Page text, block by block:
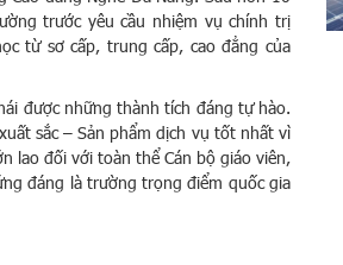
trước yêu cầu nhiệm vụ chính trị
từ sơ cấp, trung cấp, cao đẳng của
được những thành tích đáng tự hào.
sắc – Sản phẩm dịch vụ tốt nhất vì
lao đối với toàn thể Cán bộ giáo viên,
đáng là trường trọng điểm quốc gia